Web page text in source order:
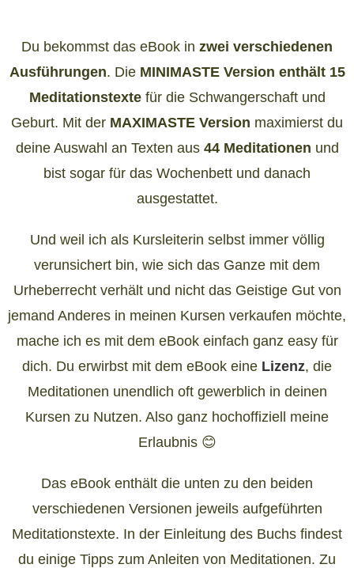
Du bekommst das eBook in zwei verschiedenen
Ausführungen. Die MINIMASTE Version enthält 15
Meditationstextefür die Schwangerschaft und
Geburt. Mit der MAXIMASTE Version maximierst du
deine Auswahl an Texten aus 44 Meditationen und
bist sogar für das Wochenbett und danach
ausgestattet.
Und weil ich als Kursleiterin selbst immer völlig
verunsichert bin, wie sich das Ganze mit dem
Urheberrecht verhält und nicht das Geistige Gut von
jemand Anderes in meinen Kursen verkaufen möchte,
mache ich es mit dem eBook einfach ganz easy für
dich. Du erwirbst mit dem eBook eine Lizenz, die
Meditationen unendlich oft gewerblich in deinen
Kursen zu Nutzen. Also ganz hochoffiziell meine
Erlaubnis 😊
Das eBook enthält die unten zu den beiden
verschiedenen Versionen jeweils aufgeführten
Meditationstexte. In der Einleitung des Buchs findest
du einige Tipps zum Anleiten von Meditationen. Zu